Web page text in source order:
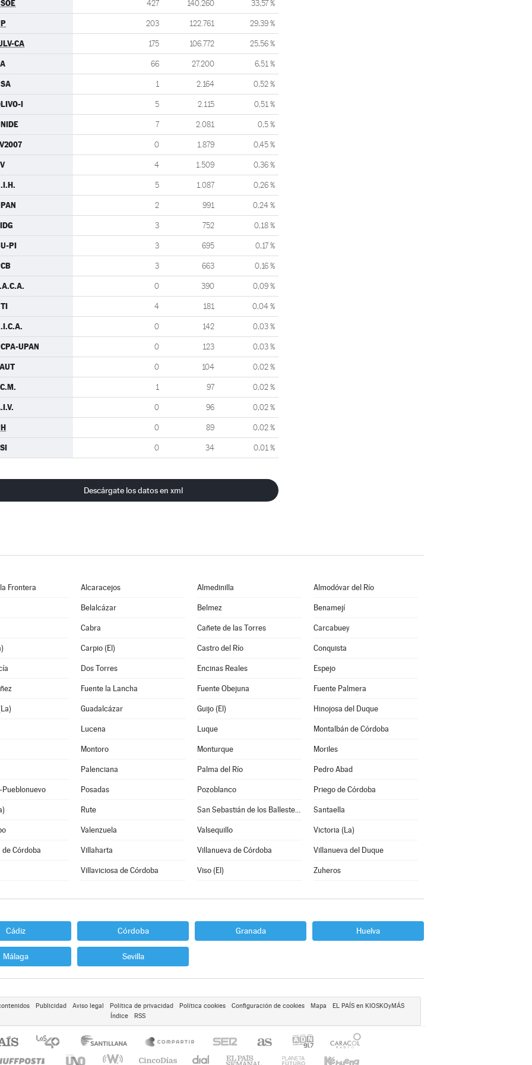
427 140.260 33,57 %
203 122.761 29,39 %
CA 175 106.772 25,56 %
66 27.200 6,51 %
1 2.164 0,52 %
I 5 2.115 0,51 %
7 2.081 0,5 %
0 1.879 0,45 %
4 1.509 0,36 %
5 1.087 0,26 %
2 991 0,24 %
3 752 0,18 %
PI 3 695 0,17 %
3 663 0,16 %
0 390 0,09 %
4 181 0,04 %
0 142 0,03 %
UPAN 0 123 0,03 %
0 104 0,02 %
1 97 0,02 %
0 96 0,02 %
0 89 0,02 %
0 34 0,01 %
Descárgate los datos en xml
Frontera Alcaracejos Almedinilla Almodóvar del Río
Belalcázar Belmez Benamejí
Cabra Cañete de las Torres Carcabuey
Carpio (El) Castro del Río Conquista
Dos Torres Encinas Reales Espejo
Fuente la Lancha Fuente Obejuna Fuente Palmera
Guadalcázar Guijo (El) Hinojosa del Duque
Lucena Luque Montalbán de Córdoba
Montoro Monturque Moriles
Palenciana Palma del Río Pedro Abad
Pueblonuevo Posadas Pozoblanco Priego de Córdoba
Rute San Sebastián de los Ballesteros Santaella
Valenzuela Valsequillo Victoria (La)
Córdoba Villaharta Villanueva de Córdoba Villanueva del Duque
Villaviciosa de Córdoba Viso (El) Zuheros
Cádiz Córdoba Granada Huelva
Málaga Sevilla
Publicidad Aviso legal Política de privacidad Política cookies Configuración de cookies Mapa
EL PAÍS en KIOSKOyMÁS
Índice
RSS